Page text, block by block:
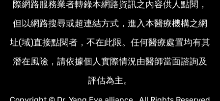
際網路服務業者轉錄本網路資訊之內容供人點閱，
但以網路搜尋或超連結方式，進入本醫療機構之網
址(域)直接點閱者，不在此限。任何醫療處置均有其
潛在風險，請依據個人實際情況由醫師當面諮詢及
評估為主。